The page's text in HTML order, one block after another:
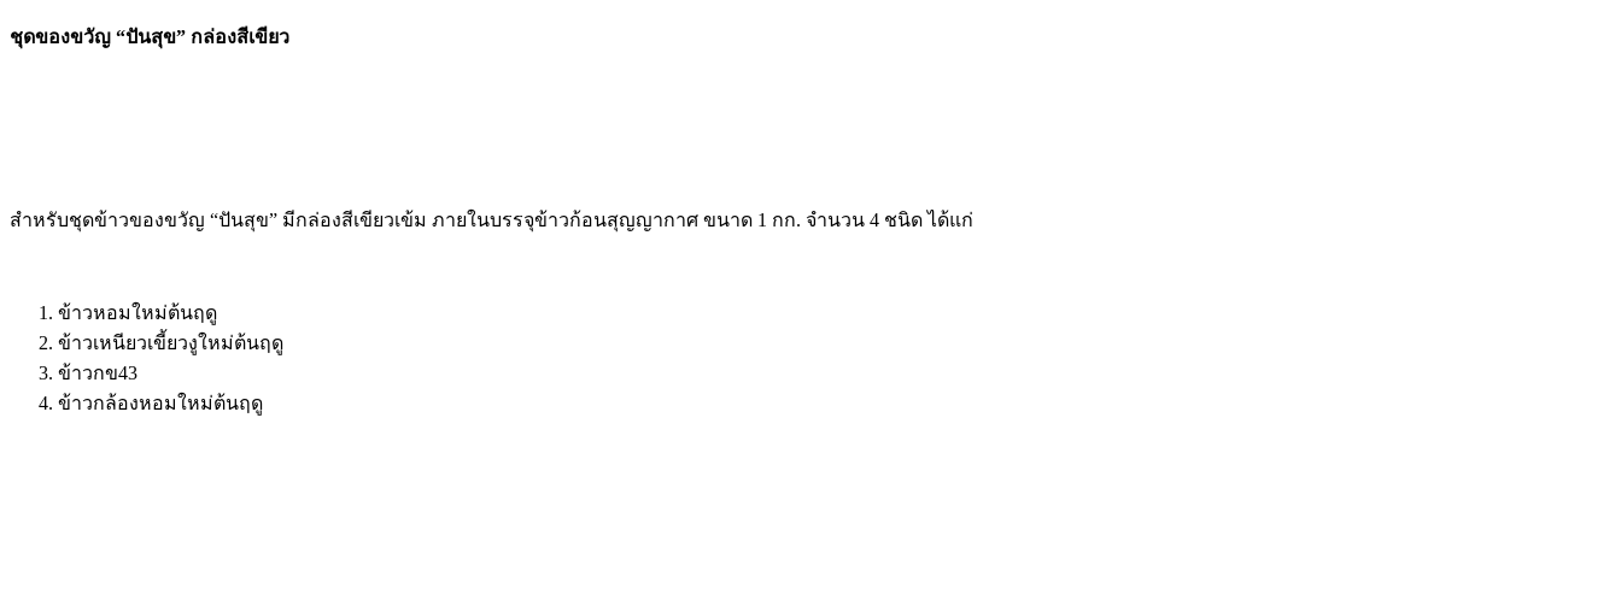
ชุดของขวัญ “ปันสุข” กล่องสีเขียว
สำหรับชุดข้าวของขวัญ “ปันสุข” มีกล่องสีเขียวเข้ม ภายในบรรจุข้าวก้อนสุญญากาศ ขนาด 1 กก. จำนวน 4 ชนิด ได้แก่
ข้าวหอมใหม่ต้นฤดู
ข้าวเหนียวเขี้ยวงูใหม่ต้นฤดู
ข้าวกข43
ข้าวกล้องหอมใหม่ต้นฤดู